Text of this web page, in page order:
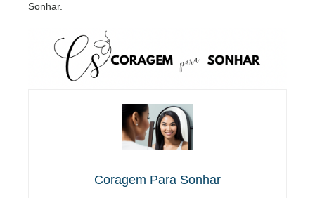
Sonhar.
Coragem Para Sonhar